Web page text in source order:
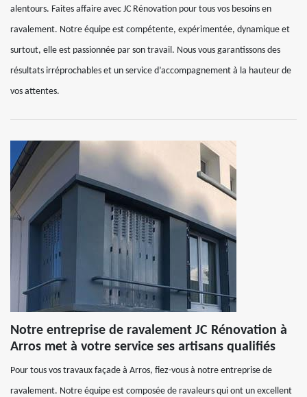
alentours. Faites affaire avec JC Rénovation pour tous vos besoins en
ravalement. Notre équipe est compétente, expérimentée, dynamique et
surtout, elle est passionnée par son travail. Nous vous garantissons des
résultats irréprochables et un service d’accompagnement à la hauteur de
vos attentes.
Notre entreprise de ravalement JC Rénovation à
Arros met à votre service ses artisans qualifiés
Pour tous vos travaux façade à Arros, fiez-vous à notre entreprise de
ravalement. Notre équipe est composée de ravaleurs qui ont un excellent